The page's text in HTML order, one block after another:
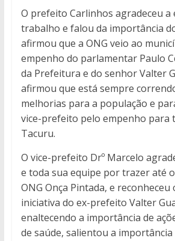
O prefeito Carlinhos agradeceu a
trabalho e falou da importância
afirmou que a ONG veio ao
empenho do parlamentar Paulo
da Prefeitura e do senhor Valter
afirmou que está sempre
melhorias para a população e
vice-prefeito pelo empenho para
Tacuru.
O vice-prefeito Drº Marcelo
e toda sua equipe por trazer até
ONG Onça Pintada, e reconheceu
iniciativa do ex-prefeito Valter
enaltecendo a importância de
de saúde, salientou a importância